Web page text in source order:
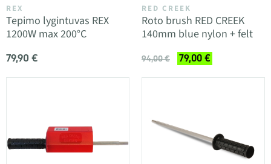
REX
Tepimo lygintuvas REX
1200W max 200°C
79,90 €
RED CREEK
Roto brush RED CREEK
140mm blue nylon + felt
94,00 € 79,00 €